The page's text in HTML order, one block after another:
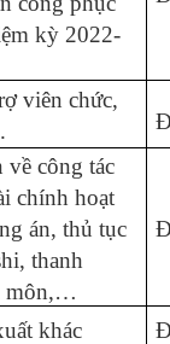
kỳ 2022-
viên chức,
công tác
chính hoạt
án, thủ tục
thanh
môn,…
khác